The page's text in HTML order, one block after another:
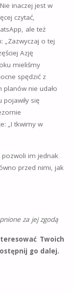
inaczej jest w
czytać,
ale też
„Zazwyczaj o tej
Azję
mieliśmy
spędzić z
planów nie udało
się
„I tkwimy w
pozwoli im jednak
przed nimi, jak
za jej zgodą
Twoich
go dalej.